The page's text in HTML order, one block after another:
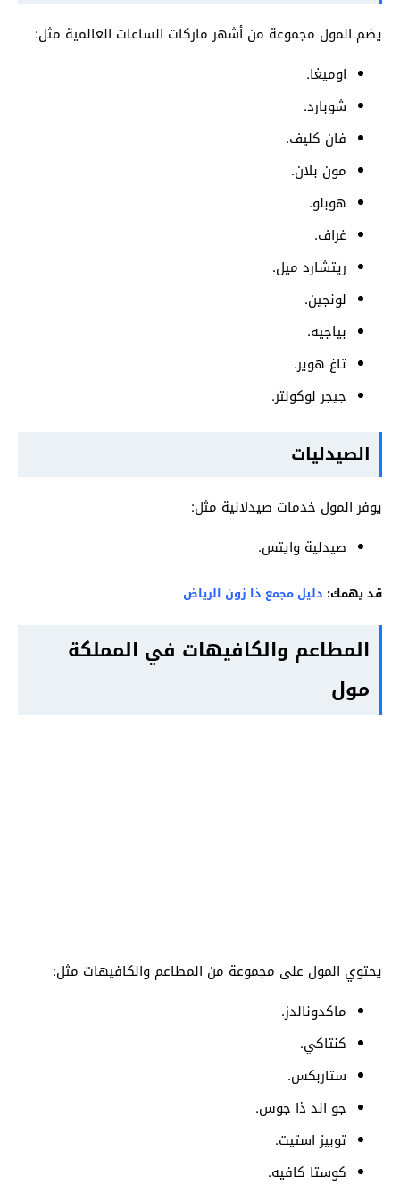
يضم المول مجموعة من أشهر ماركات الساعات العالمية مثل:
اوميغا.
شوبارد.
فان كليف.
مون بلان.
هوبلو.
غراف.
ريتشارد ميل.
لونجين.
بياجيه.
تاغ هوير.
جيجر لوكولتر.
الصيدليات
يوفر المول خدمات صيدلانية مثل:
صيدلية وايتس.
قد يهمك: دليل مجمع ذا زون الرياض
المطاعم والكافيهات في المملكة
مول
يحتوي المول على مجموعة من المطاعم والكافيهات مثل:
ماكدونالدز.
كنتاكي.
ستاربكس.
جو اند ذا جوس.
توبيز استيت.
كوستا كافيه.